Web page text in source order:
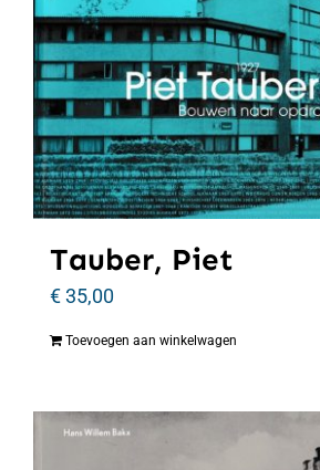
Tauber, Piet
€35,00
Toevoegen aan winkelwagen